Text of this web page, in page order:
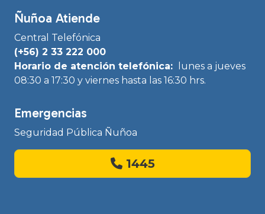
Ñuñoa Atiende
Central Telefónica
(+56) 2 33 222 000
Horario de atención telefónica:
lunes a jueves
08:30 a 17:30 y viernes hasta las 16:30 hrs.
Emergencias
Seguridad Pública Ñuñoa
1445